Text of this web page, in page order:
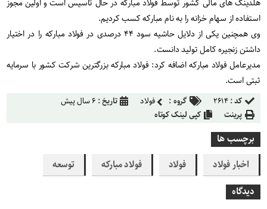
هلدینگ های مالی کشور توسط فولاد مبارکه در حال تاسیس است و اولین مجوز
استفاده از سهام خزانه را به نام مبارکه کسب کردیم.
وی همچنین یکی از دلایل حاشیه سود ۴۴ درصدی در فولاد مبارکه را در اختیار
داشتن زنجیره کامل تولید دانست.
مدیرعامل فولاد مبارکه اضافه کرد: فولاد مبارکه بزرگترین شرکت کشور با سرمایه
ثبتی است.
کد :۲۶۱۴ گروه : فولاد تاریخ : ۶ سال پیش
پرینت
کپی لینک کوتاه
برچسب ها
اخبار فولاد
فولاد فولاد مبارکه
توسعه
دیدگاه